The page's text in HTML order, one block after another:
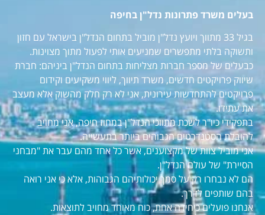
בעלים משרד פתרונות נדל"ן בחיפה
בגיל 33 מתווך ויועץ נדל"ן מוביל בתחום הנדל"ן בישראל עם חזון
ותשוקה בלתי מתפשרים שמניעים אותי לפעול מתוך מצוינות.
כבעלים של מספר חברות מצליחות בתחום הנדל"ן ביניהם: חברת
שיווק פרויקטים חדשים, משרד תיווך, ליווי משקיעים וקידום
פרויקטים להתחדשות עירונית, אני לא רק חלק מהשוק אלא מעצב
את עתידו.
בתפקידי כיו"ר לשכת מתווכי הנדל"ן במחוז חיפה, אני מחויב
להובלת הסטנדרטים הגבוהים ביותר בתעשייה.
אני מוביל צוות של מקצוענים, אשר כל אחד מהם עבר את "מבחני
הסיירת" של עולם הנדל"ן.
הם לא נבחרו רק על סמך יכולותיהם הגבוהות, אלא כי אני רואה
בהם שותפים לדרך.
אנחנו פועלים כיחידה אחת, כוח מאוחד מחויב לתוצאות.